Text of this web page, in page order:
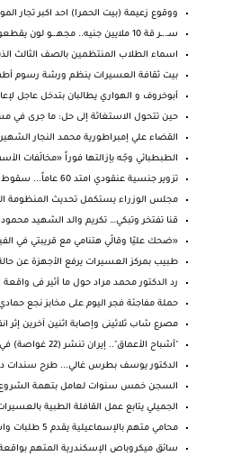
ووقوع زعيمة (بيت الحمرا) احد اكبر تجار
سـ..ـر قة 10 ملايين جنيه.. مجهـ.ـو لون يقطعون الط...
اسماء الطلاب المنتظمين بالصف الثالث
بيت ثقافة العسيرات ينظم ورشة رسوم
أبوخروف و الهواري يطالبان بتدخل عاجل
حين تتحول الاستغاثة إلى حل: ما جرى في
القضاء علي إمبراطورية محمد النجار
الطبطبائي وجّه بإزالتها فوراً «مخالَفات
تزوير جنسية عنقودي امتد 60 عاماً... سقوط مئات السو...
مجلس الوزراء يستكمل تحديث المنظومة
قنا تفتخر وتبكي… تكريم والد الشهيد
«ضحك عليّا وقالّي هتنامي مع قريبتي في
طبيب بمركز العسيرات يرفع الأجهزة عن حالة
رد الدكتور محمد مراد حول ما أثير فى
حملة مفاجئة فجر اليوم على مخابز نجع
مصرع شاب ثلاثينى وإصابة اثنين آخرين إثر
"أشباح الأعماق".. إيران تنشر (22 غواصة) في مضيق هر...
الدكتور يوسف بطرس غالي... طرح سندات
السجن خمس سنوات لعامل بتهمة
الجميلي يتابع عمل القافلة الطبية
محامي متهم بالإسماعيلية يقدم 5 طلبات واستدعاء وز...
سائق ميكروباص الإسكندرية المتهم